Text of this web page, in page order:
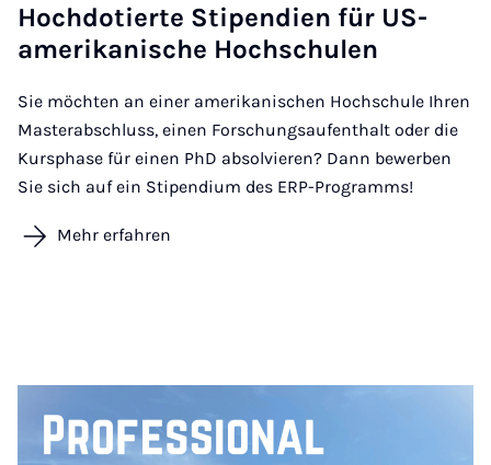
Hoch­do­tier­te Sti­pen­di­en für US-
ame­ri­ka­ni­sche Hoch­schu­len
Sie möchten an einer amerikanischen Hochschule Ihren
Masterabschluss, einen Forschungsaufenthalt oder die
Kursphase für einen PhD absolvieren? Dann bewerben
Sie sich auf ein Stipendium des ERP-Programms!
Mehr erfahren